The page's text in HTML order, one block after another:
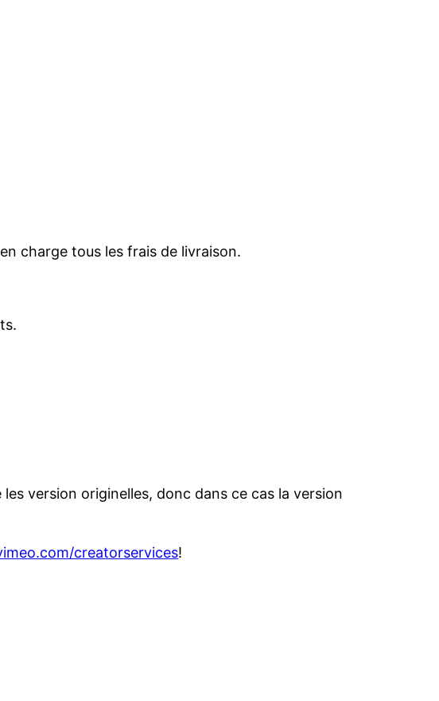
charge tous les frais de livraison.
version originelles, donc dans ce cas la version
creatorservices!